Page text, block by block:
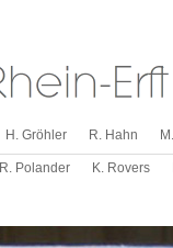
H. Gröhler R. Hahn
R. Polander K. Rovers